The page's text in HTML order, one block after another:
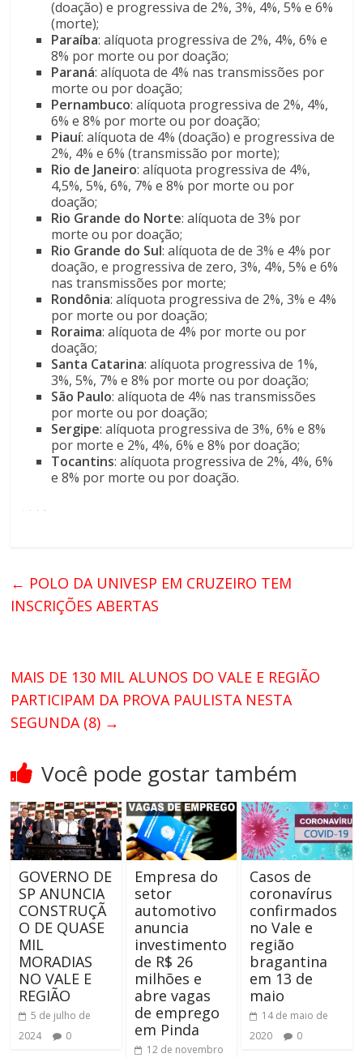
(doação) e progressiva de 2%, 3%, 4%, 5% e 6%
(morte);
Paraíba: alíquota progressiva de 2%, 4%, 6% e
8% por morte ou por doação;
Paraná: alíquota de 4% nas transmissões por
morte ou por doação;
Pernambuco: alíquota progressiva de 2%, 4%,
6% e 8% por morte ou por doação;
Piauí: alíquota de 4% (doação) e progressiva de
2%, 4% e 6% (transmissão por morte);
Rio de Janeiro: alíquota progressiva de 4%,
4,5%, 5%, 6%, 7% e 8% por morte ou por
doação;
Rio Grande do Norte: alíquota de 3% por
morte ou por doação;
Rio Grande do Sul: alíquota de de 3% e 4% por
doação, e progressiva de zero, 3%, 4%, 5% e 6%
nas transmissões por morte;
Rondônia: alíquota progressiva de 2%, 3% e 4%
por morte ou por doação;
Roraima: alíquota de 4% por morte ou por
doação;
Santa Catarina: alíquota progressiva de 1%,
3%, 5%, 7% e 8% por morte ou por doação;
São Paulo: alíquota de 4% nas transmissões
por morte ou por doação;
Sergipe: alíquota progressiva de 3%, 6% e 8%
por morte e 2%, 4%, 6% e 8% por doação;
Tocantins: alíquota progressiva de 2%, 4%, 6%
e 8% por morte ou por doação.
← POLO DA UNIVESP EM CRUZEIRO TEM
INSCRIÇÕES ABERTAS
MAIS DE 130 MIL ALUNOS DO VALE E REGIÃO
PARTICIPAM DA PROVA PAULISTA NESTA
SEGUNDA (8) →
Você pode gostar também
GOVERNO DE
SP ANUNCIA
CONSTRUÇÃ
O DE QUASE
MIL
MORADIAS
NO VALE E
REGIÃO
5 de julho de
2024
0
Empresa do
setor
automotivo
anuncia
investimento
de R$ 26
milhões e
abre vagas
de emprego
em Pinda
12 de novembro
Casos de
coronavírus
confirmados
no Vale e
região
bragantina
em 13 de
maio
14 de maio de
2020
0